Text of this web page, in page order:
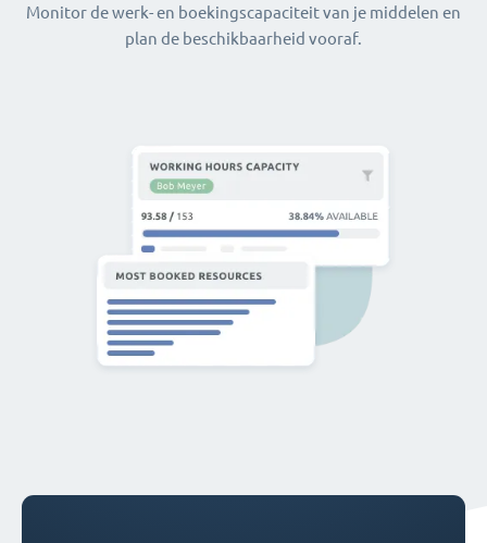
Monitor de werk- en boekingscapaciteit van je middelen en
plan de beschikbaarheid vooraf.